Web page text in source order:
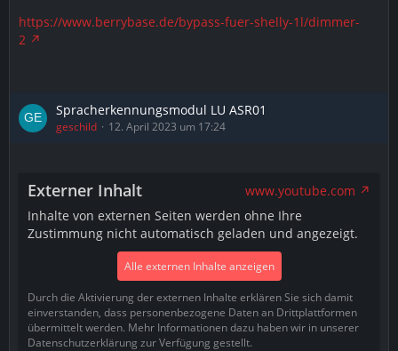
https://www.berrybase.de/bypass-fuer-shelly-1l/dimmer-
2
Spracherkennungsmodul LU ASR01
geschild 12. April 2023 um 17:24
Externer Inhalt
www.youtube.com
Inhalte von externen Seiten werden ohne Ihre
Zustimmung nicht automatisch geladen und angezeigt.
Alle externen Inhalte anzeigen
Durch die Aktivierung der externen Inhalte erklären Sie sich damit
einverstanden, dass personenbezogene Daten an Drittplattformen
übermittelt werden. Mehr Informationen dazu haben wir in unserer
Datenschutzerklärung zur Verfügung gestellt.